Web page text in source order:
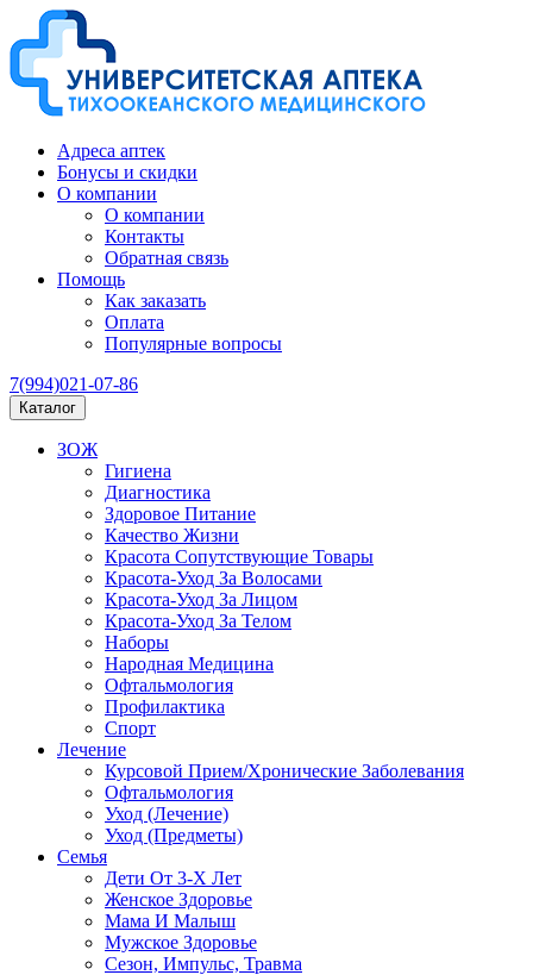
Адреса аптек
Бонусы и скидки
О компании
О компании
Контакты
Обратная связь
Помощь
Как заказать
Оплата
Популярные вопросы
7(994)021-07-86
Каталог
ЗОЖ
Гигиена
Диагностика
Здоровое Питание
Качество Жизни
Красота Сопутствующие Товары
Красота-Уход За Волосами
Красота-Уход За Лицом
Красота-Уход За Телом
Наборы
Народная Медицина
Офтальмология
Профилактика
Спорт
Лечение
Курсовой Прием/Хронические Заболевания
Офтальмология
Уход (Лечение)
Уход (Предметы)
Семья
Дети От 3-Х Лет
Женское Здоровье
Мама И Малыш
Мужское Здоровье
Сезон, Импульс, Травма